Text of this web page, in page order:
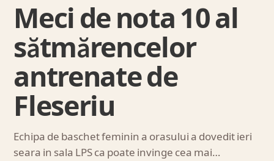
Meci de nota 10 al
sătmărencelor
antrenate de
Fleseriu
Echipa de baschet feminin a orasului a dovedit ieri
seara in sala LPS ca poate invinge cea mai…